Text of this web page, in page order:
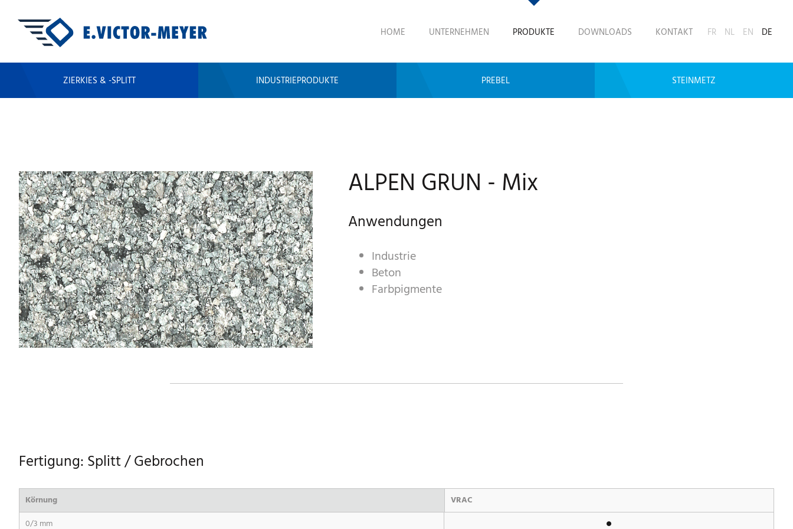
HOME UNTERNEHMEN PRODUKTE DOWNLOADS KONTAKT
ZIERKIES & -SPLITT INDUSTRIEPRODUKTE PREBEL STEINMETZ
FR NL EN DE
ALPEN GRUN - Mix
Anwendungen
Industrie
Beton
Farbpigmente
Fertigung: Splitt / Gebrochen
Körnung
VRAC
0/3 mm